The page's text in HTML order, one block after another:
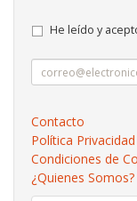
He leído y
Contacto
Política Privacidad
Condiciones de
¿Quienes Somos?